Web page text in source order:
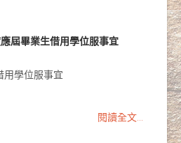
屆畢業生借用學位服事宜
用學位服事宜
閱讀全文...